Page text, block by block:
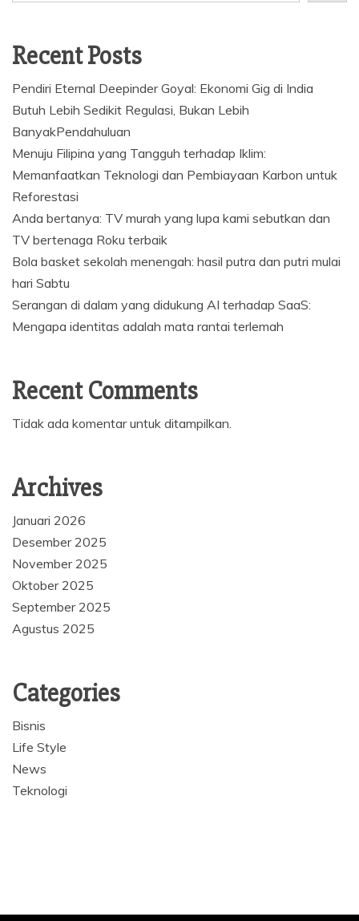
Recent Posts
Pendiri Eternal Deepinder Goyal: Ekonomi Gig di India
Butuh Lebih Sedikit Regulasi, Bukan Lebih
BanyakPendahuluan
Menuju Filipina yang Tangguh terhadap Iklim:
Memanfaatkan Teknologi dan Pembiayaan Karbon untuk
Reforestasi
Anda bertanya: TV murah yang lupa kami sebutkan dan
TV bertenaga Roku terbaik
Bola basket sekolah menengah: hasil putra dan putri mulai
hari Sabtu
Serangan di dalam yang didukung AI terhadap SaaS:
Mengapa identitas adalah mata rantai terlemah
Recent Comments
Tidak ada komentar untuk ditampilkan.
Archives
Januari 2026
Desember 2025
November 2025
Oktober 2025
September 2025
Agustus 2025
Categories
Bisnis
Life Style
News
Teknologi